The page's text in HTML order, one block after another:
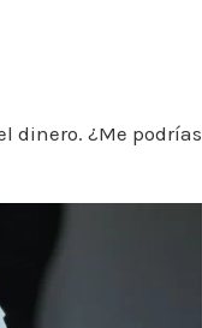
dinero. ¿Me podrías